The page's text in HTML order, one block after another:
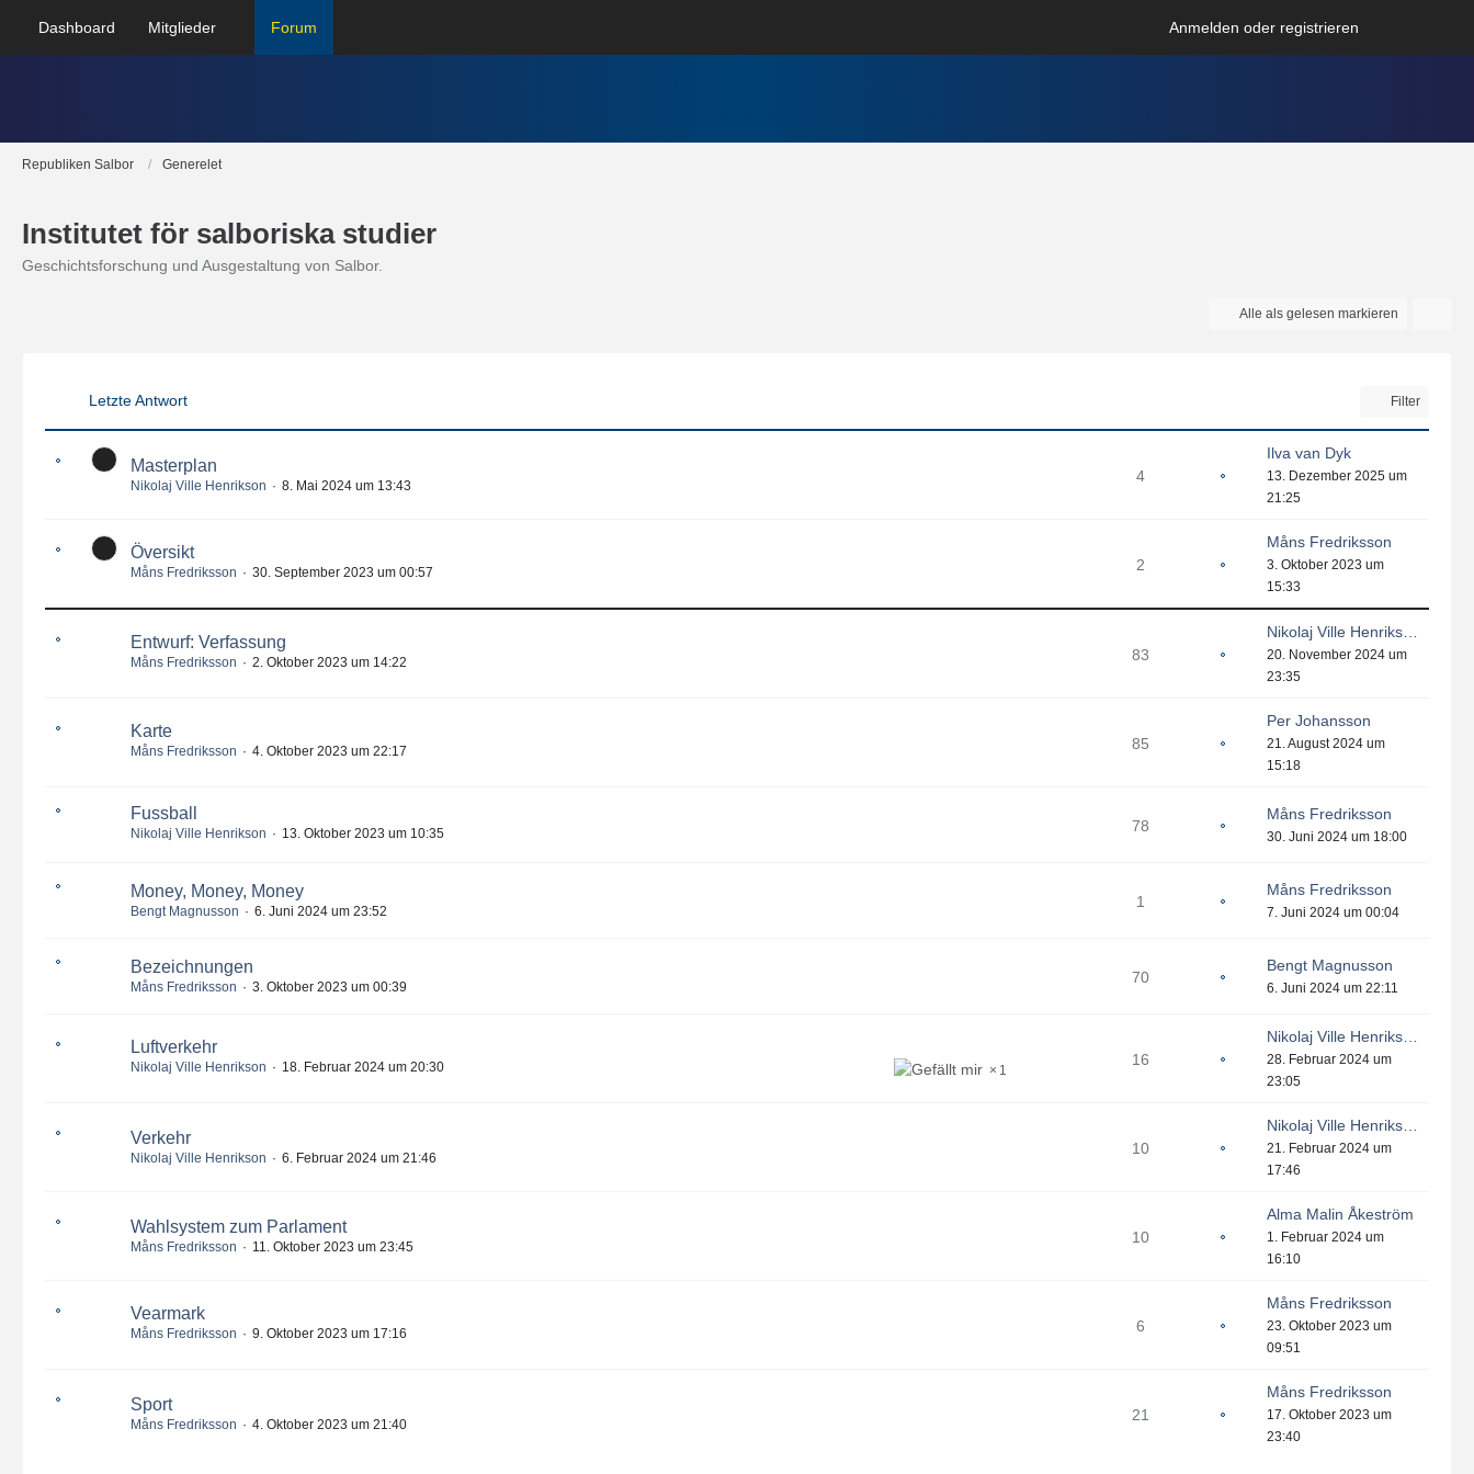
Dashboard Mitglieder Forum Anmelden oder registrieren
Republiken Salbor Generelet
Institutet för salboriska studier
Geschichtsforschung und Ausgestaltung von Salbor.
Alle als gelesen markieren
Letzte Antwort Filter
Masterplan
Nikolaj Ville Henrikson 8. Mai 2024 um 13:43
4
Ilva van Dyk
13. Dezember 2025 um
21:25
Översikt
Måns Fredriksson 30. September 2023 um 00:57 2
Måns Fredriksson
3. Oktober 2023 um
15:33
Entwurf: Verfassung
Måns Fredriksson 2. Oktober 2023 um 14:22 83
20. November 2024 um
23:35
Karte
Måns Fredriksson 4. Oktober 2023 um 22:17 85
Per Johansson
21. August 2024 um
15:18
Fussball
Nikolaj Ville Henrikson 13. Oktober 2023 um 10:35 78
Måns Fredriksson
30. Juni 2024 um 18:00
Money, Money, Money
Bengt Magnusson 6. Juni 2024 um 23:52
1
Måns Fredriksson
7. Juni 2024 um 00:04
Bezeichnungen
Måns Fredriksson 3. Oktober 2023 um 00:39
70
Bengt Magnusson
6. Juni 2024 um 22:11
Luftverkehr
1
Nikolaj Ville Henrikson 18. Februar 2024 um 20:30 16
28. Februar 2024 um
23:05
Verkehr
Nikolaj Ville Henrikson 6. Februar 2024 um 21:46
10
21. Februar 2024 um
17:46
Wahlsystem zum Parlament
Måns Fredriksson 11. Oktober 2023 um 23:45
10
Alma Malin Åkeström
1. Februar 2024 um
16:10
Vearmark
Måns Fredriksson 9. Oktober 2023 um 17:16 6
Måns Fredriksson
23. Oktober 2023 um
09:51
Sport
Måns Fredriksson 4. Oktober 2023 um 21:40
21
Måns Fredriksson
17. Oktober 2023 um
23:40